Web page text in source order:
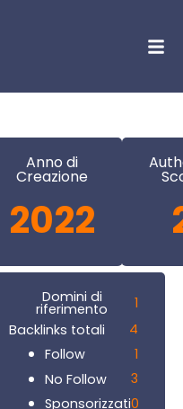
Anno di
Creazione
2022
Domini di
riferimento
1
Backlinks totali
4
Follow
1
No Follow
3
Sponsorizzati0